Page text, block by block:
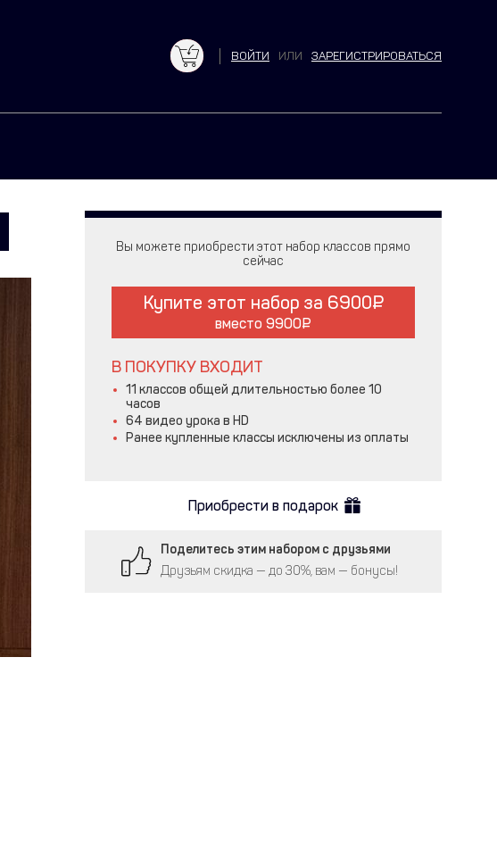
ВОЙТИ ИЛИ ЗАРЕГИСТРИРОВАТЬСЯ
Вы можете приобрести этот набор классов прямо
сейчас
Купите этот набор за 6900
вместо 9900
В ПОКУПКУ ВХОДИТ
11 классов общей длительностью более 10
часов
64 видео урока в HD
Ранее купленные классы исключены из оплаты
Приобрести в подарок
Поделитесь этим набором с друзьями
Друзьям скидка — до 30%, вам — бонусы!